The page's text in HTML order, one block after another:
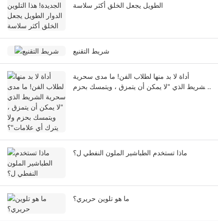
الطويل يجعل الخلق أكثر سلاسة
شريط التقنيع
أداة لا بد منها لطلاب الفن! ما مدى سحرية
الشريط الذي "لا يمكن أن يتمزق ، ويتمسك بحزم
ماذا تستخدم الطباشير الملون النفطي ل؟
ما هو تلوين حريري؟